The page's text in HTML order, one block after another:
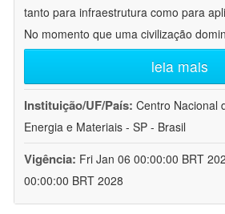
tanto para infraestrutura como para
No momento que uma civilização
leia mais
Instituição/UF/País: Centro Nacional
Energia e Materiais - SP - Brasil
Vigência: Fri Jan 06 00:00:00 BRT
00:00:00 BRT 2028